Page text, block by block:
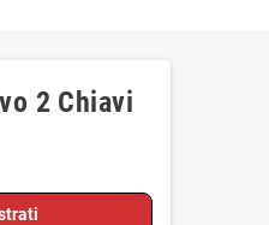
2 Chiavi